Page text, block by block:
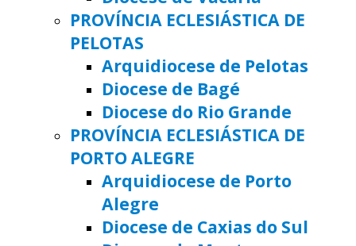
PROVÍNCIA ECLESIÁSTICA DE
PELOTAS
Arquidiocese de Pelotas
Diocese de Bagé
Diocese do Rio Grande
PROVÍNCIA ECLESIÁSTICA DE
PORTO ALEGRE
Arquidiocese de Porto
Alegre
Diocese de Caxias do Sul